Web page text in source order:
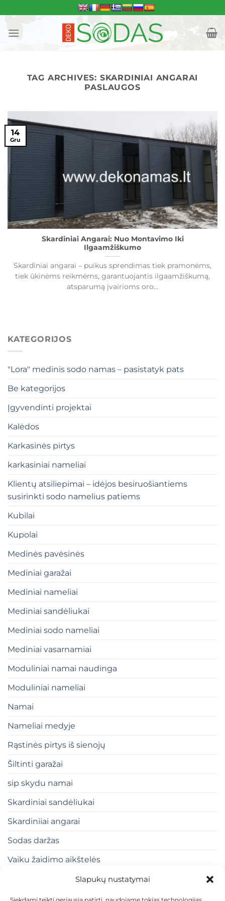
Slapukų nustatymai
to
content
TAG ARCHIVES: SKARDINIAI ANGARAI
PASLAUGOS
Skardiniai Angarai: Nuo Montavimo Iki
Ilgaamžiškumo
Skardiniai angarai – puikus sprendimas tiek pramonėms,
tiek ūkinėms reikmėms, garantuojantis ilgaamžiškumą,
atsparumą įvairioms oro...
14
Gru
KATEGORIJOS
"Lora" medinis sodo namas – pasistatyk pats
Be kategorijos
Įgyvendinti projektai
Kalėdos
Karkasinės pirtys
karkasiniai nameliai
Klientų atsiliepimai – idėjos besiruošiantiems
susirinkti sodo namelius patiems
Kubilai
Kupolai
Medinės pavėsinės
Mediniai garažai
Mediniai nameliai
Mediniai sandėliukai
Mediniai sodo nameliai
Mediniai vasarnamiai
Moduliniai namai naudinga
Moduliniai nameliai
Namai
Nameliai medyje
Rąstinės pirtys iš sienojų
Šiltinti garažai
sip skydu namai
Skardiniai sandėliukai
Skardiniiai angarai
Sodas daržas
Vaiku žaidimo aikštelės